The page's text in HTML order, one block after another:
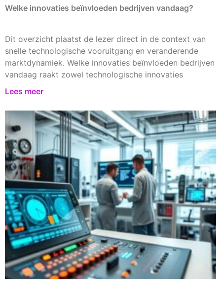
Welke innovaties beïnvloeden bedrijven vandaag?
Dit overzicht plaatst de lezer direct in de context van
snelle technologische vooruitgang en veranderende
marktdynamiek. Welke innovaties beïnvloeden bedrijven
vandaag raakt zowel technologische innovaties
Lees meer